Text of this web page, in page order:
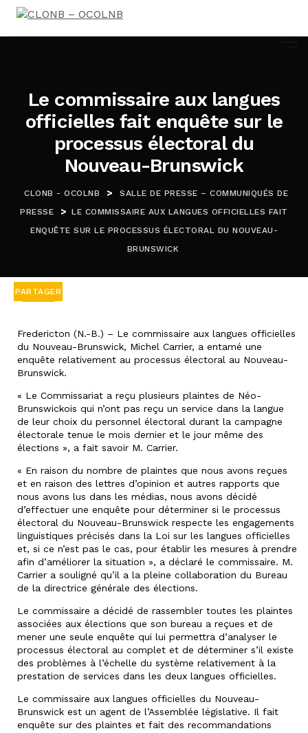
Le commissaire aux langues
officielles fait enquête sur le
processus électoral du
Nouveau-Brunswick
CLONB - OCOLNB >
SALLE DE PRESSE – COMMUNIQUÉS DE
PRESSE
> LE COMMISSAIRE AUX LANGUES OFFICIELLES FAIT
ENQUÊTE SUR LE PROCESSUS ÉLECTORAL DU NOUVEAU-
BRUNSWICK
PARTAGER
Fredericton (N.-B.) – Le commissaire aux langues officielles
du Nouveau-Brunswick, Michel Carrier, a entamé une
enquête relativement au processus électoral au Nouveau-
Brunswick.
« Le Commissariat a reçu plusieurs plaintes de Néo-
Brunswickois qui n’ont pas reçu un service dans la langue
de leur choix du personnel électoral durant la campagne
électorale tenue le mois dernier et le jour même des
élections », a fait savoir M. Carrier.
« En raison du nombre de plaintes que nous avons reçues
et en raison des lettres d’opinion et autres rapports que
nous avons lus dans les médias, nous avons décidé
d’effectuer une enquête pour déterminer si le processus
électoral du Nouveau-Brunswick respecte les engagements
linguistiques précisés dans la Loi sur les langues officielles
et, si ce n’est pas le cas, pour établir les mesures à prendre
afin d’améliorer la situation », a déclaré le commissaire. M.
Carrier a souligné qu’il a la pleine collaboration du Bureau
de la directrice générale des élections.
Le commissaire a décidé de rassembler toutes les plaintes
associées aux élections que son bureau a reçues et de
mener une seule enquête qui lui permettra d’analyser le
processus électoral au complet et de déterminer s’il existe
des problèmes à l’échelle du système relativement à la
prestation de services dans les deux langues officielles.
Le commissaire aux langues officielles du Nouveau-
Brunswick est un agent de l’Assemblée législative. Il fait
enquête sur des plaintes et fait des recommandations